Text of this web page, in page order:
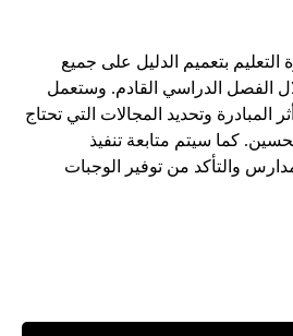
التعليم بتعميم الدليل على جميع
الفصل الدراسي القادم. وستعمل
المبادرة وتحديد المجالات التي تحتاج
كما سيتم متابعة تنفيذ
والتأكد من توفير الوجبات